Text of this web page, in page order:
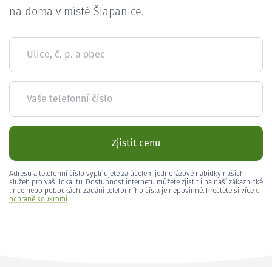
na doma v místě Šlapanice.
Ulice, č. p. a obec
Vaše telefonní číslo
Zjistit cenu
Adresu a telefonní číslo vyplňujete za účelem jednorázové nabídky našich
služeb pro vaši lokalitu. Dostupnost internetu můžete zjistit i na naší zákaznické
lince nebo pobočkách. Zadání telefonního čísla je nepovinné. Přečtěte si více o
ochraně soukromí.